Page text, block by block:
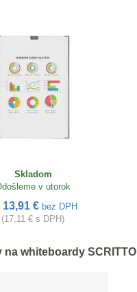
Skladom
v utorok
13,91 €bez DPH
(17,11 € s DPH)
na whiteboardy SCRITTO